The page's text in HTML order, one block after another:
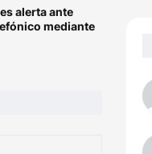
alerta ante
mediante